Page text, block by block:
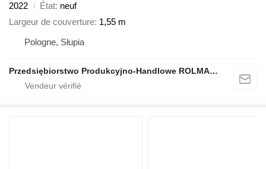
2022
État neuf
Largeur de couverture 1,55 m
Pologne, Słupia
Przedsiębiorstwo Produkcyjno-Handlowe ROLMAPOL Marcin Dziekan